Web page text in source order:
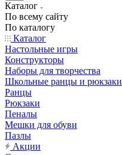
Каталог
По всему сайту
По каталогу
Каталог
Настольные игры
Конструкторы
Наборы для творчества
Школьные ранцы и рюкзаки
Ранцы
Рюкзаки
Пеналы
Мешки для обуви
Пазлы
Акции